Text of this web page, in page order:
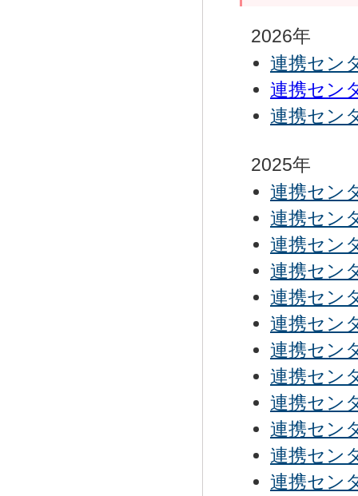
2026年
連携セン
連携セン
連携セン
2025年
連携セン
連携セン
連携セン
連携セン
連携セン
連携セン
連携セン
連携セン
連携セン
連携セン
連携セン
連携セン